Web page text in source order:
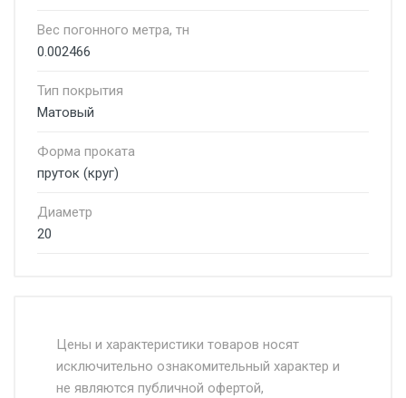
Вес погонного метра, тн
0.002466
Тип покрытия
Матовый
Форма проката
пруток (круг)
Диаметр
20
Москве и Московской области.
Доставка осуществляется собственным и
Цены и характеристики товаров носят
исключительно ознакомительный характер и
не являются публичной офертой,